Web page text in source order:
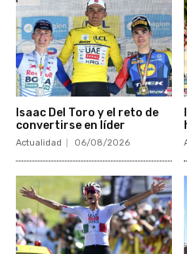
Isaac Del Toro y el reto de
convertirse en líder
Actualidad 06/08/2026